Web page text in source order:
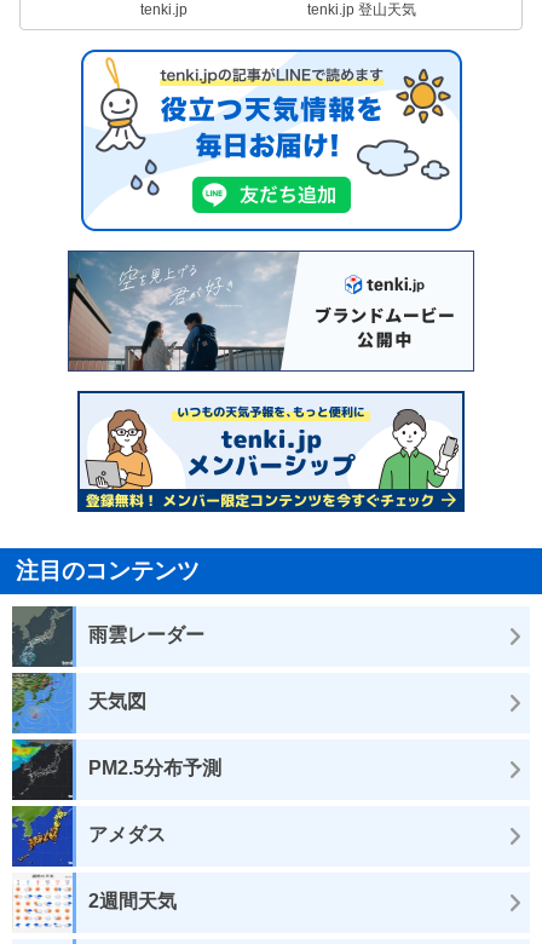
tenki.jp tenki.jp 登山天気
注目のコンテンツ
雨雲レーダー
天気図
PM2.5分布予測
アメダス
2週間天気